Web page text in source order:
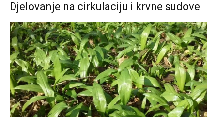
Djelovanje na cirkulaciju i krvne sudove